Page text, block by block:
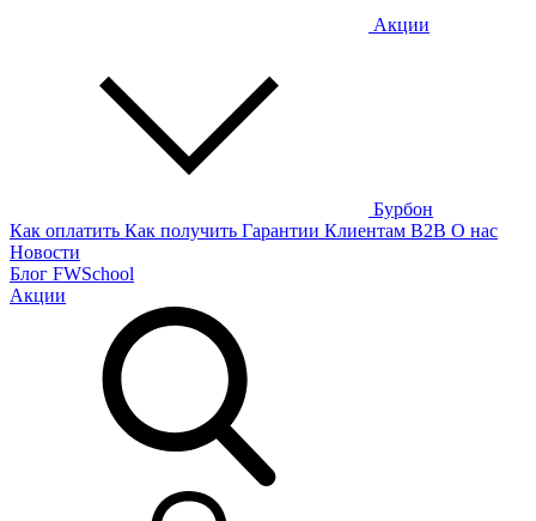
Акции
Бурбон
Как оплатить Как получить Гарантии Клиентам B2B О нас
Новости
Блог FWSchool
Акции